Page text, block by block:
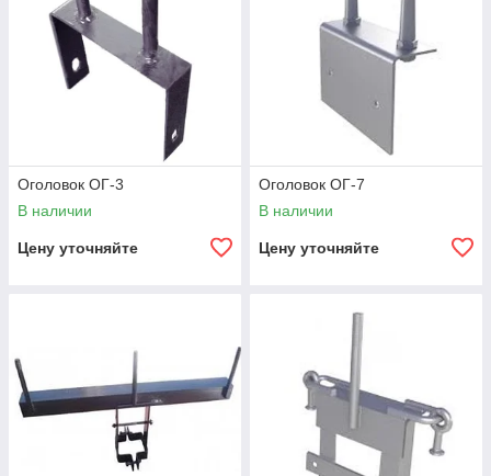
Оголовок ОГ-3
В наличии
Цену уточняйте
Оголовок ОГ-7
В наличии
Цену уточняйте